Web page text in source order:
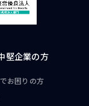
堅企業の方
お困りの方